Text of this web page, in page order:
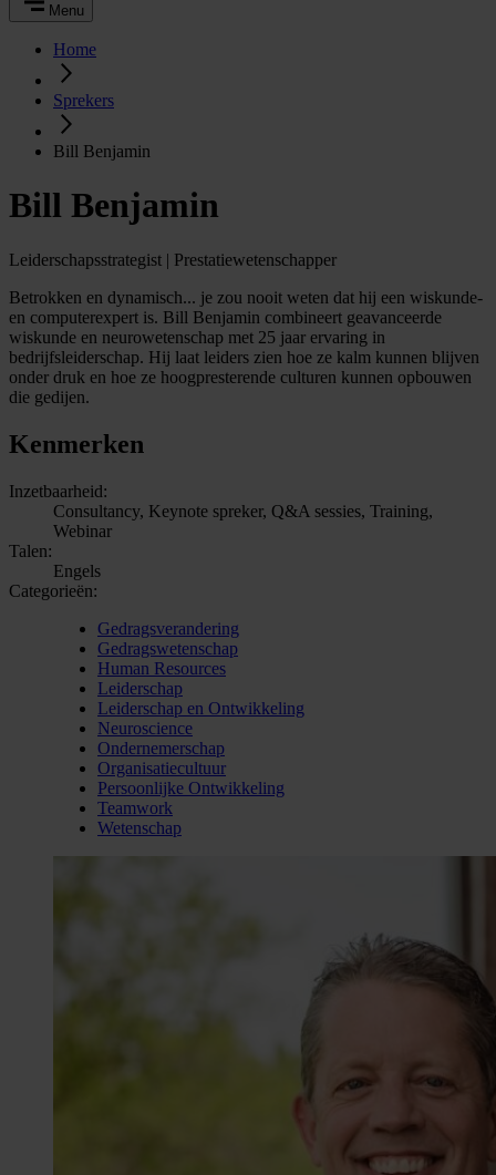
Menu
Home
Sprekers
Bill Benjamin
Bill Benjamin
Leiderschapsstrategist | Prestatiewetenschapper
Betrokken en dynamisch... je zou nooit weten dat hij een wiskunde-
en computerexpert is. Bill Benjamin combineert geavanceerde
wiskunde en neurowetenschap met 25 jaar ervaring in
bedrijfsleiderschap. Hij laat leiders zien hoe ze kalm kunnen blijven
onder druk en hoe ze hoogpresterende culturen kunnen opbouwen
die gedijen.
Kenmerken
Inzetbaarheid:
Consultancy, Keynote spreker, Q&A sessies, Training,
Webinar
Talen:
Engels
Categorieën:
Gedragsverandering
Gedragswetenschap
Human Resources
Leiderschap
Leiderschap en Ontwikkeling
Neuroscience
Ondernemerschap
Organisatiecultuur
Persoonlijke Ontwikkeling
Teamwork
Wetenschap